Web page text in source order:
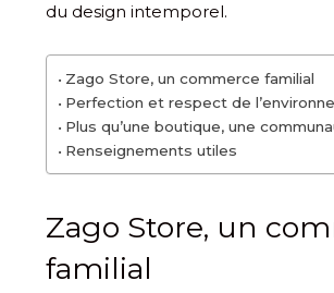
du design intemporel.
Zago Store, un commerce familial
Perfection et respect de
Plus qu’une boutique, une
Renseignements utiles
Zago Store, un
familial